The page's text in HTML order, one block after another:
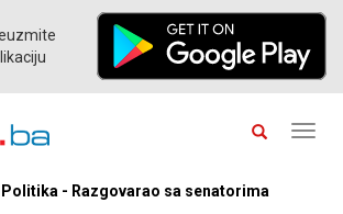
Politika - Razgovarao sa senatorima